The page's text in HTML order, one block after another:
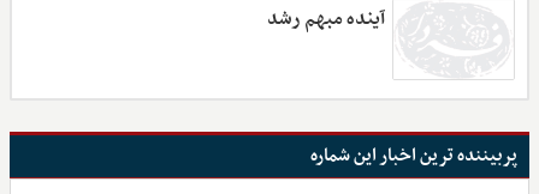
آینده مبهم رشد
پربیننده ترین اخبار این شماره